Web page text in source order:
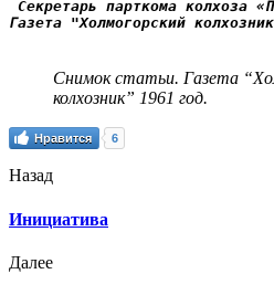
Газета "Холмогорский
Снимок статьи. Газета
колхозник” 1961 год.
Нравится 6
Назад
Инициатива
Далее